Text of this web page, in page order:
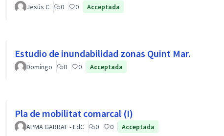
Jesús C 0 0 Acceptada
Estudio de inundabilidad zonas Quint Mar.
Domingo 0 0 Acceptada
Pla de mobilitat comarcal (I)
APMA GARRAF - EdC 0 0 Acceptada